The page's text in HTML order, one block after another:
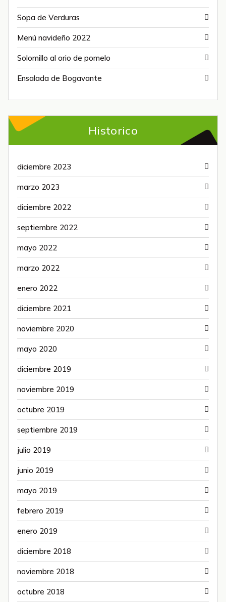
Sopa de Verduras
Menú navideño 2022
Solomillo al orio de pomelo
Ensalada de Bogavante
Historico
diciembre 2023
marzo 2023
diciembre 2022
septiembre 2022
mayo 2022
marzo 2022
enero 2022
diciembre 2021
noviembre 2020
mayo 2020
diciembre 2019
noviembre 2019
octubre 2019
septiembre 2019
julio 2019
junio 2019
mayo 2019
febrero 2019
enero 2019
diciembre 2018
noviembre 2018
octubre 2018